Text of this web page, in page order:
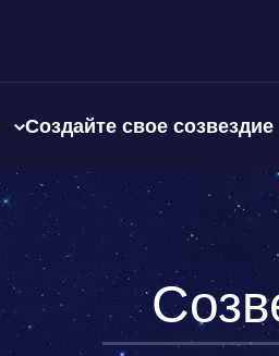
Создайте свое созвездие